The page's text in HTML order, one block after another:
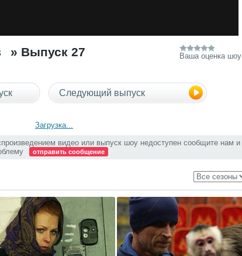
» Выпуск 27 Ваша оценка шоу
Следующий выпуск
Загрузка...
видео или выпуск шоу недоступен сообщите нам и
отправить сообщение